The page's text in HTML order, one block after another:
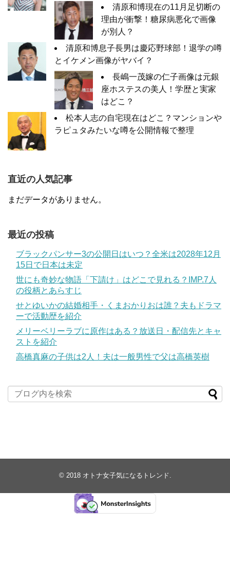
清原和博現在の11月足切断の
理由が衝撃！糖尿病悪化で画像
が別人？
清原和博息子長男は慶応野球部！退学の噂
とイケメン画像がヤバイ？
長嶋一茂嫁の仁子画像は元銀
座ホステスの美人！学歴と実家
はどこ？
松本人志の自宅現在はどこ？マンションや
ラピュタみたいな噂を公開情報で整理
直近の人気記事
まだデータがありません。
最近の投稿
ブラックパンサー3の公開日はいつ？全米は2028年12月
15日で日本は未定
世にも奇妙な物語「下請け」はどこで見れる？IMP.7人
の役柄とあらすじ
せとゆいかの結婚相手・くまおかりおは誰？夫もドラマ
ーで活動歴を紹介
メリーベリーラブに原作はある？放送日・配信先とキャ
ストを紹介
高橋真麻の子供は2人！夫は一般男性で父は高橋英樹
© 2018 オトナ女子気になるトレンド.